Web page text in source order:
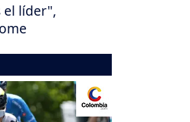
el líder",